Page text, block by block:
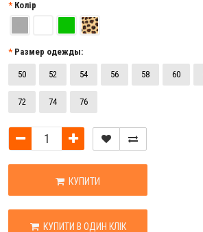
Колір
Размер одежды:
50 52 54 56 58 60
72 74 76
КУПИТИ
КУПИТИ В ОДИН КЛІК